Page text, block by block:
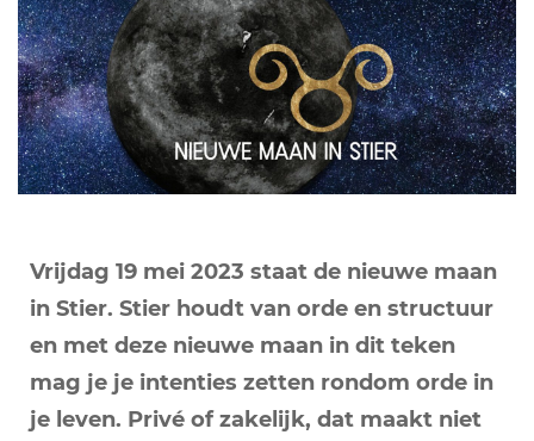
in
Stier
energie
(19
mei
2023)
Vrijdag 19 mei 2023 staat de nieuwe maan
in Stier. Stier houdt van orde en structuur
en met deze nieuwe maan in dit teken
mag je je intenties zetten rondom orde in
je leven. Privé of zakelijk, dat maakt niet